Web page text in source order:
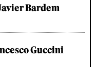
Bardem
Guccini